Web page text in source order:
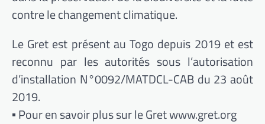
contre le changement climatique.
Le Gret est présent au Togo depuis 2019 et est
reconnu par les autorités sous l’autorisation
d’installation N°0092/MATDCL-CAB du 23 août
2019.
▪ Pour en savoir plus sur le Gret www.gret.org